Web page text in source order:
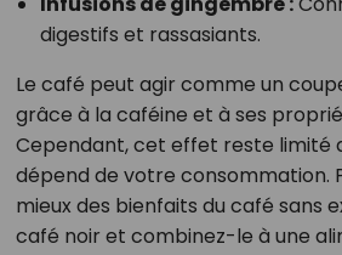
digestifs et rassasiants.
Le café peut agir comme un
grâce à la caféine et à ses
Cependant, cet effet reste limité
dépend de votre consommation.
mieux des bienfaits du café sans
café noir et combinez-le à une